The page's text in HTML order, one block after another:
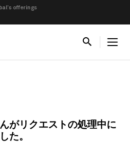
offerings
がリクエストの処理中に
た。